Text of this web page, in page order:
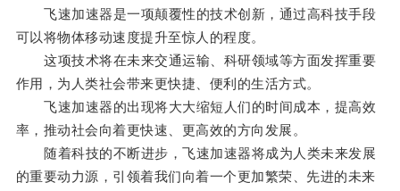
飞速加速器是一项颠覆性的技术创新，通过高科技手段
可以将物体移动速度提升至惊人的程度。
这项技术将在未来交通运输、科研领域等方面发挥重要
作用，为人类社会带来更快捷、便利的生活方式。
飞速加速器的出现将大大缩短人们的时间成本，提高效
率，推动社会向着更快速、更高效的方向发展。
随着科技的不断进步，飞速加速器将成为人类未来发展
的重要动力源，引领着我们向着一个更加繁荣、先进的未来